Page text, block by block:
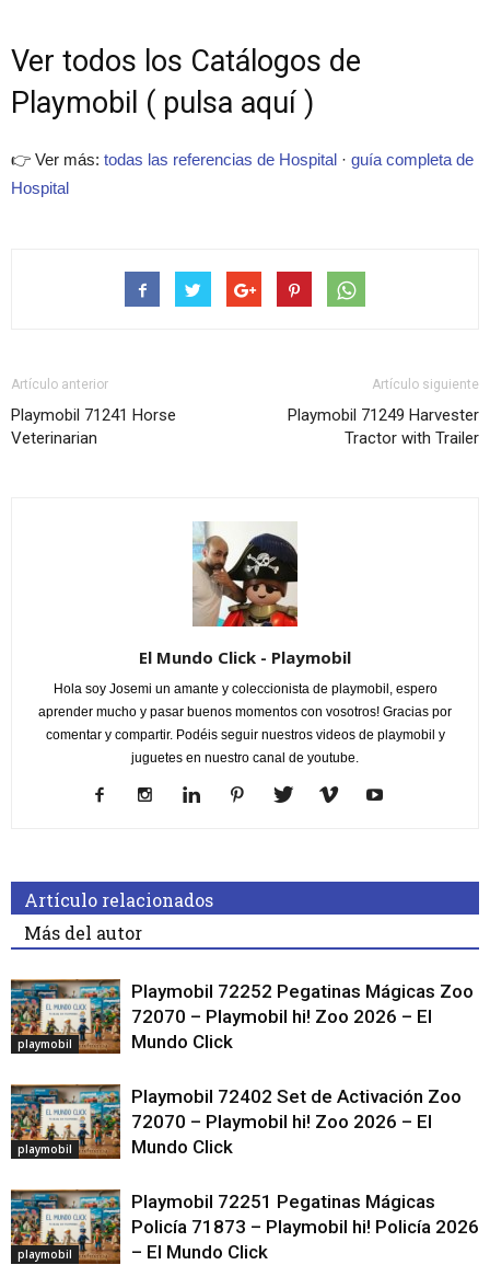
Ver todos los Catálogos de
Playmobil ( pulsa aquí )
👉 Ver más: todas las referencias de Hospital · guía completa de
Hospital
Artículo anterior
Playmobil 71241 Horse
Veterinarian
Artículo siguiente
Playmobil 71249 Harvester
Tractor with Trailer
El Mundo Click - Playmobil
Hola soy Josemi un amante y coleccionista de playmobil, espero
aprender mucho y pasar buenos momentos con vosotros! Gracias por
comentar y compartir. Podéis seguir nuestros videos de playmobil y
juguetes en nuestro canal de youtube.
Artículo relacionados
Más del autor
playmobil
Playmobil 72252 Pegatinas Mágicas Zoo
72070 – Playmobil hi! Zoo 2026 – El
Mundo Click
playmobil
Playmobil 72402 Set de Activación Zoo
72070 – Playmobil hi! Zoo 2026 – El
Mundo Click
playmobil
Playmobil 72251 Pegatinas Mágicas
Policía 71873 – Playmobil hi! Policía 2026
– El Mundo Click